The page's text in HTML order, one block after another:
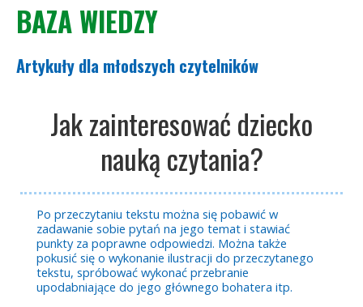
BAZA WIEDZY
Artykuły dla młodszych czytelników
Jak zainteresować dziecko
nauką czytania?
Po przeczytaniu tekstu można się pobawić w
zadawanie sobie pytań na jego temat i stawiać
punkty za poprawne odpowiedzi. Można także
pokusić się o wykonanie ilustracji do przeczytanego
tekstu, spróbować wykonać przebranie
upodabniające do jego głównego bohatera itp.